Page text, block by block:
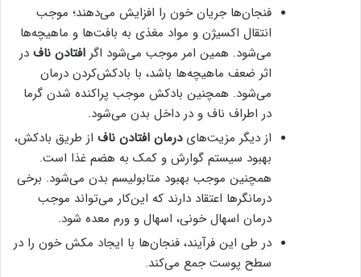
فنجان‌ها جریان خون را افزایش می‌دهند؛ موجب
انتقال اکسیژن و مواد مغذی به بافت‌ها و ماهیچه‌ها
می‌شود. همین امر موجب می‌شود اگر افتادن ناف در
اثر ضعف ماهیچه‌ها باشد، با بادکش‌کردن درمان
می‌شود. همچنین بادکش موجب پراکنده شدن گرما
در اطراف ناف و در داخل بدن می‌شود.
از دیگر مزیت‌هایدرمان افتادن ناف از طریق بادکش،
بهبود سیستم گوارش و کمک به هضم غذا است.
همچنین موجب بهبود متابولیسم بدن می‌شود. برخی
درمانگرها اعتقاد دارند که این‌کار می‌تواند موجب
درمان اسهال خونی، اسهال و ورم معده شود.
در طی این فرآیند، فنجان‌ها با ایجاد مکش خون را در
سطح پوست جمع می‌کند.